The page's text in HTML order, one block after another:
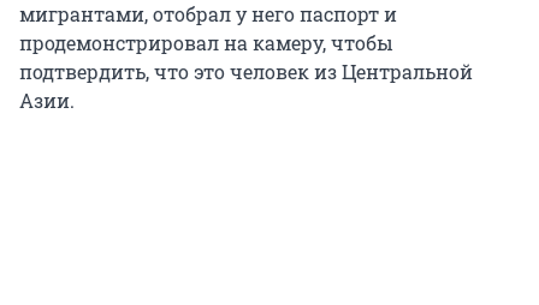
мигрантами, отобрал у него паспорт и
продемонстрировал на камеру, чтобы
подтвердить, что это человек из Центральной
Азии.